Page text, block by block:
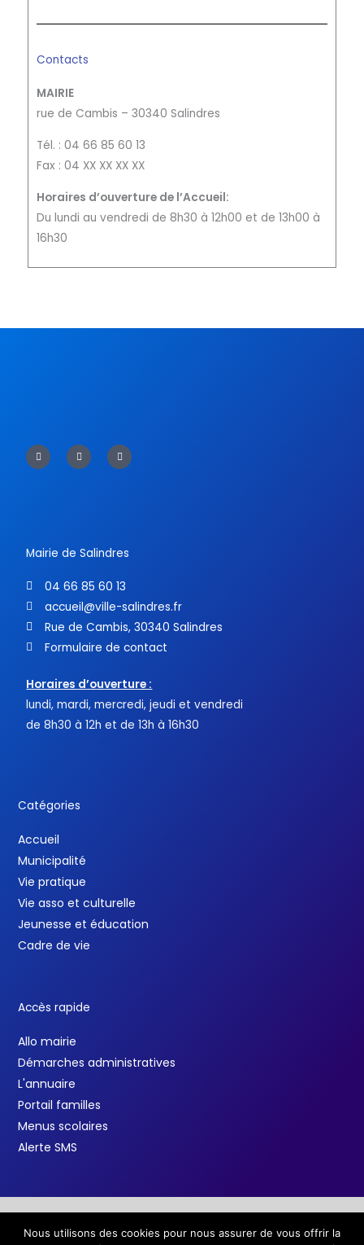
Contacts
MAIRIE
rue de Cambis – 30340 Salindres
Tél. : 04 66 85 60 13
Fax : 04 XX XX XX XX
Horaires d’ouverture de l’Accueil:
Du lundi au vendredi de 8h30 à 12h00 et de 13h00 à
16h30
a
c
e
w
i
t
o
u
t
Mairie de Salindres
04 66 85 60 13
accueil@ville-salindres.fr
Rue de Cambis, 30340 Salindres
Formulaire de contact
Horaires d’ouverture :
lundi, mardi, mercredi, jeudi et vendredi
de 8h30 à 12h et de 13h à 16h30
Catégories
Accueil
Municipalité
Vie pratique
Vie asso et culturelle
Jeunesse et éducation
Cadre de vie
Accès rapide
Allo mairie
Démarches administratives
L'annuaire
Portail familles
Menus scolaires
Alerte SMS
Copyright © 2026 Ville de Salindres /Mentions légales
Nous utilisons des cookies pour nous assurer de vous offrir la